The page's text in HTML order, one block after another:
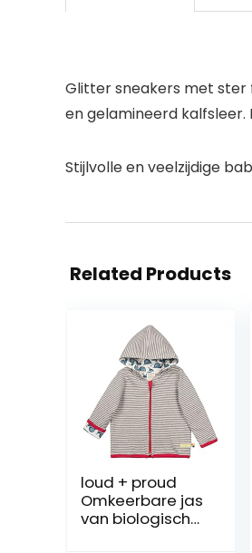
Glitter sneakers met ster
en gelamineerd
Stijlvolle en veelzijdige
Related Products
loud + proud
Omkeerbare jas
van biologisch